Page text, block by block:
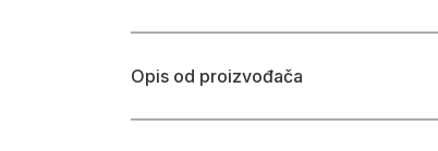
Opis od proizvođača